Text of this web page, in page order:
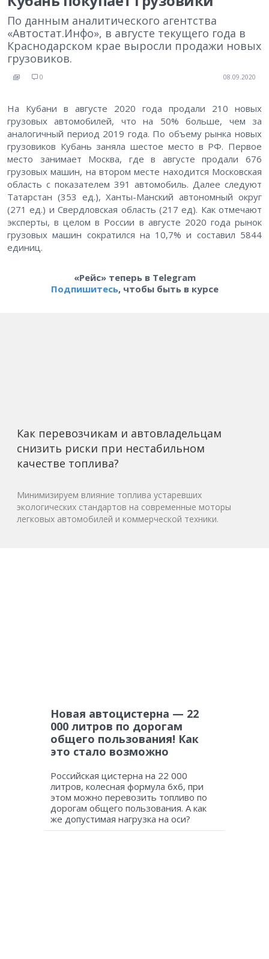
По данным аналитического агентства
«Автостат.Инфо», в августе текущего года в
Краснодарском крае выросли продажи новых
грузовиков.
0 08.09.2020
На Кубани в августе 2020 года продали 210 новых
грузовых автомобилей, что на 50% больше, чем за
аналогичный период 2019 года. По объему рынка новых
грузовиков Кубань заняла шестое место в РФ. Первое
место занимает Москва, где в августе продали 676
грузовых машин, на втором месте находится Московская
область с показателем 391 автомобиль. Далее следуют
Татарстан (353 ед.), Ханты-Манский автономный округ
(271 ед.) и Свердловская область (217 ед). Как отмечают
эксперты, в целом в России в августе 2020 года рынок
грузовых машин сократился на 10,7% и составил 5844
единиц.
«Рейс» теперь в Telegram
Подпишитесь, чтобы быть в курсе
Как перевозчикам и автовладельцам
снизить риски при нестабильном
качестве топлива?
Минимизируем влияние топлива устаревших
экологических стандартов на современные моторы
легковых автомобилей и коммерческой техники.
Новая автоцистерна — 22
000 литров по дорогам
общего пользования! Как
это стало возможно
Российская цистерна на 22 000
литров, колесная формула 6х6, при
этом можно перевозить топливо по
дорогам общего пользования. А как
же допустимая нагрузка на оси?